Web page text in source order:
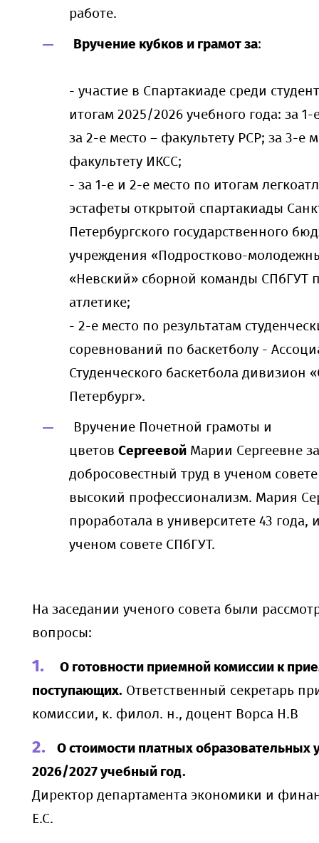
работе.
Вручение кубков и грамот за:
- участие в Спартакиаде среди
итогам 2025/2026 учебного года: за
за 2-е место – факультету РСР; за 3-е
факультету ИКСС;
- за 1-е и 2-е место по итогам
эстафеты открытой спартакиады
Петербургского государственного
учреждения «Подростково-
«Невский» сборной команды СПбГУТ
атлетике;
- 2-е место по результатам
соревнований по баскетболу -
Студенческого баскетбола дивизион
Петербург».
Вручение Почетной грамоты и
цветов Сергеевой Марии Сергеевне
добросовестный труд в ученом
высокий профессионализм. Мария
проработала в университете 43 года,
ученом совете СПбГУТ.
На заседании ученого совета были
вопросы:
О готовности приемной комиссии к
поступающих. Ответственный секретарь
комиссии, к. филол. н., доцент Ворса Н.В
О стоимости платных образовательных
2026/2027 учебный год.
Директор департамента экономики и
Е.С.